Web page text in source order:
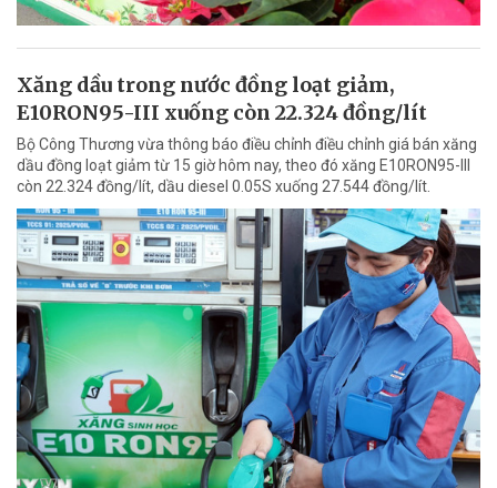
Xăng dầu trong nước đồng loạt giảm,
E10RON95-III xuống còn 22.324 đồng/lít
Bộ Công Thương vừa thông báo điều chỉnh điều chỉnh giá bán xăng
dầu đồng loạt giảm từ 15 giờ hôm nay, theo đó xăng E10RON95-III
còn 22.324 đồng/lít, dầu diesel 0.05S xuống 27.544 đồng/lít.